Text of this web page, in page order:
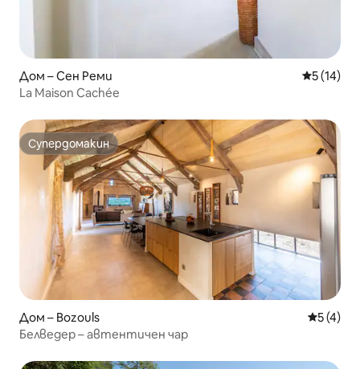
Дом – Сен Реми Средна
5 (14)
La Maison Cachée
Супердомакин
Супердомакин
Дом – Bozouls Средна
5 (4)
Белведер – автентичен чар